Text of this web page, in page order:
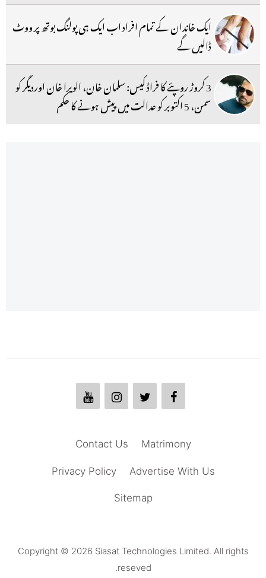
ایک خاندان کے تمام افراد اب ایک ہی پولنگ بوتھ پر ووٹ
ڈالیں گے
3 کروڑ روپئے کا فراڈ کیس: سلمان خان، الویرا خان اوردیگر کو
سمن، 5 اکتوبر کو عدالت میں پیش ہونے کا حکم
Matrimony
Contact Us
Advertise With Us
Privacy Policy
Sitemap
Copyright © 2026 Siasat Technologies Limited. All rights
reseved.